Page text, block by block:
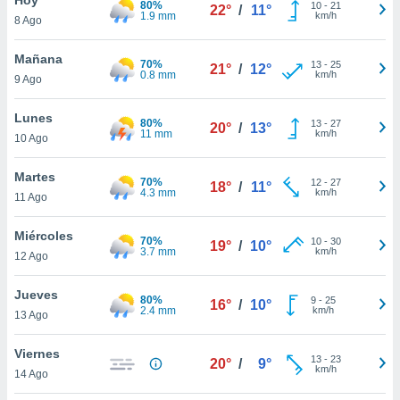
en
más
nuestra
de
cookies
aceptar
8 Ago
80%
1.9 mm
22° / 11° 10- 21
km/h
Mañana
9 Ago
70%
0.8 mm
21° / 12° 13- 25
km/h
Lunes
10 Ago
80%
11 mm
20° / 13° 13- 27
km/h
Martes
11 Ago
70%
4.3 mm
18° / 11° 12- 27
km/h
Miércoles
12 Ago
70%
3.7 mm
19° / 10° 10- 30
km/h
Jueves
13 Ago
80%
2.4 mm
16° / 10° 9- 25
km/h
Viernes
14 Ago
20° / 9° 13- 23
km/h